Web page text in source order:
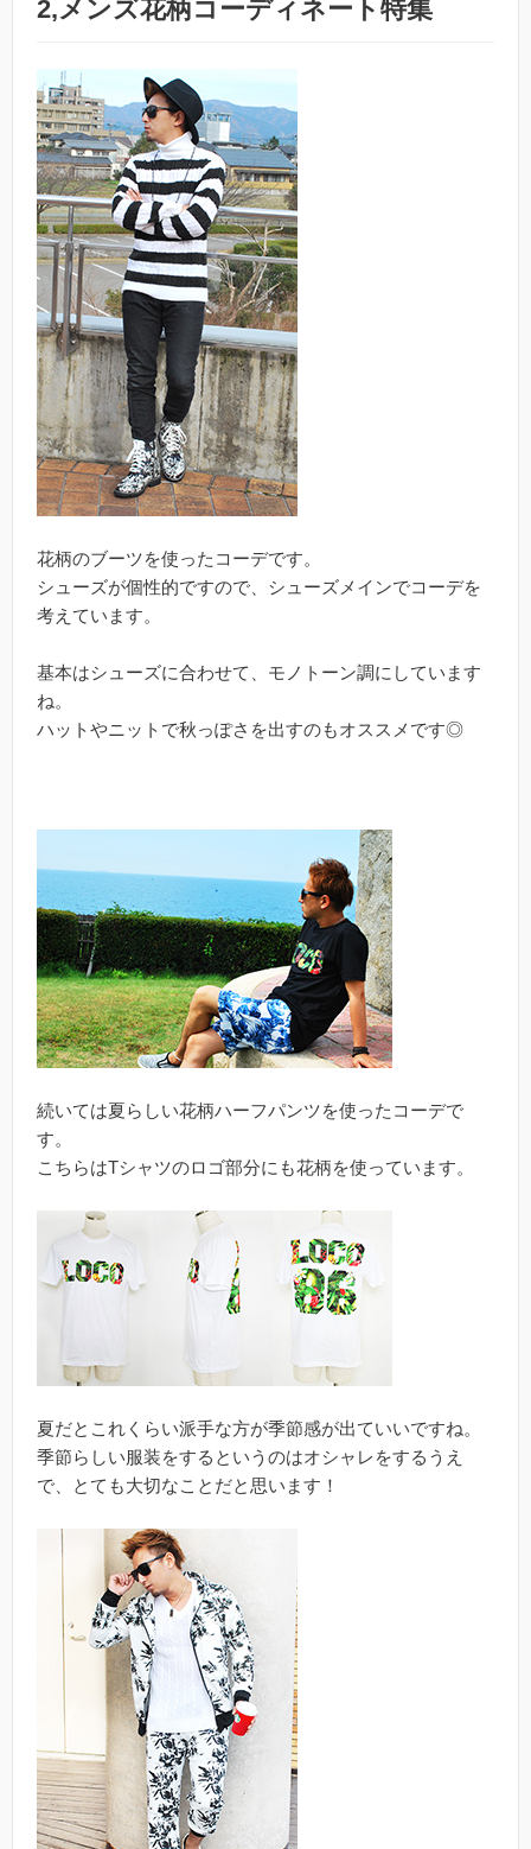
2,メンズ花柄コーディネート特集
花柄のブーツを使ったコーデです。
シューズが個性的ですので、シューズメインでコーデを
考えています。
基本はシューズに合わせて、モノトーン調にしています
ね。
ハットやニットで秋っぽさを出すのもオススメです◎
続いては夏らしい花柄ハーフパンツを使ったコーデで
す。
こちらはTシャツのロゴ部分にも花柄を使っています。
夏だとこれくらい派手な方が季節感が出ていいですね。
季節らしい服装をするというのはオシャレをするうえ
で、とても大切なことだと思います！